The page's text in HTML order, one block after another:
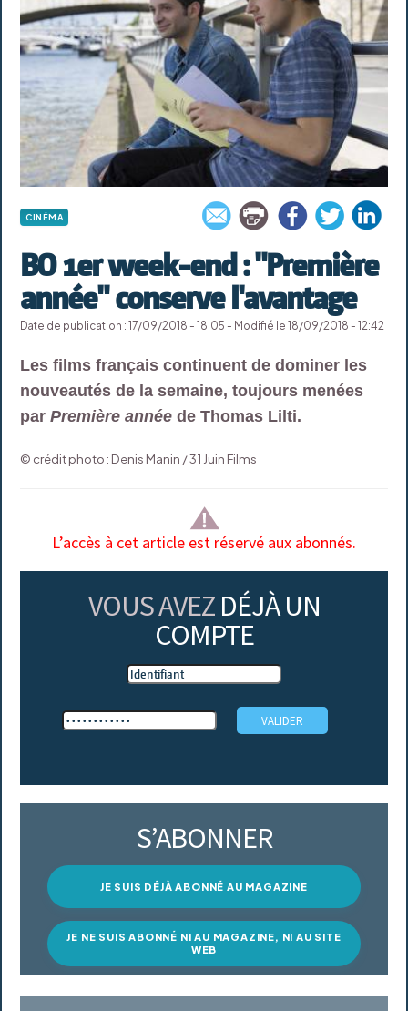
CINÉMA
BO 1er week-end : "Première
année" conserve l'avantage
Date de publication : 17/09/2018 - 18:05 - Modifié le 18/09/2018 - 12:42
Les films français continuent de dominer les
nouveautés de la semaine, toujours menées
parPremière année de Thomas Lilti.
© crédit photo : Denis Manin / 31 Juin Films
L’accès à cet article est réservé aux abonnés.
VOUS AVEZ DÉJÀ UN
COMPTE
S’ABONNER
JE SUIS DÉJÀ ABONNÉ AU MAGAZINE
JE NE SUIS ABONNÉ NI AU MAGAZINE, NI AU SITE
WEB